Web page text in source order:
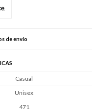
de envío
Casual
Unisex
471